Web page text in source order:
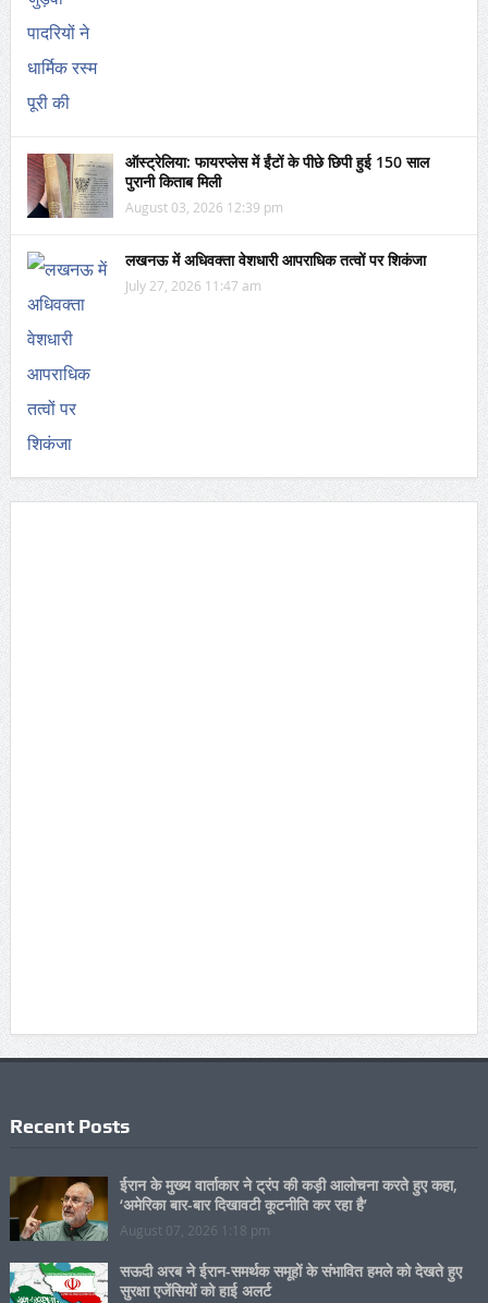
ऑस्ट्रेलिया: फायरप्लेस में ईंटों के पीछे छिपी हुई 150 साल
पुरानी किताब मिली
August 03, 2026 12:39 pm
लखनऊ में अधिवक्ता वेशधारी आपराधिक तत्वों पर शिकंजा
July 27, 2026 11:47 am
Recent Posts
ईरान के मुख्य वार्ताकार ने ट्रंप की कड़ी आलोचना करते हुए कहा,
‘अमेरिका बार-बार दिखावटी कूटनीति कर रहा है’
August 07, 2026 1:18 pm
सऊदी अरब ने ईरान-समर्थक समूहों के संभावित हमले को देखते हुए
सुरक्षा एजेंसियों को हाई अलर्ट